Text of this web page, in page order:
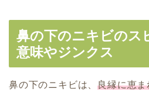
鼻の下のニキビのス
意味やジンクス
鼻の下のニキビは、良縁に恵ま